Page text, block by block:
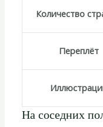
Количество
Переплёт
На соседних